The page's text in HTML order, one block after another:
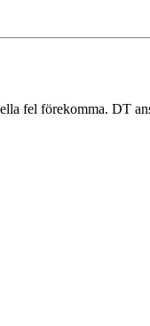
fel förekomma. DT